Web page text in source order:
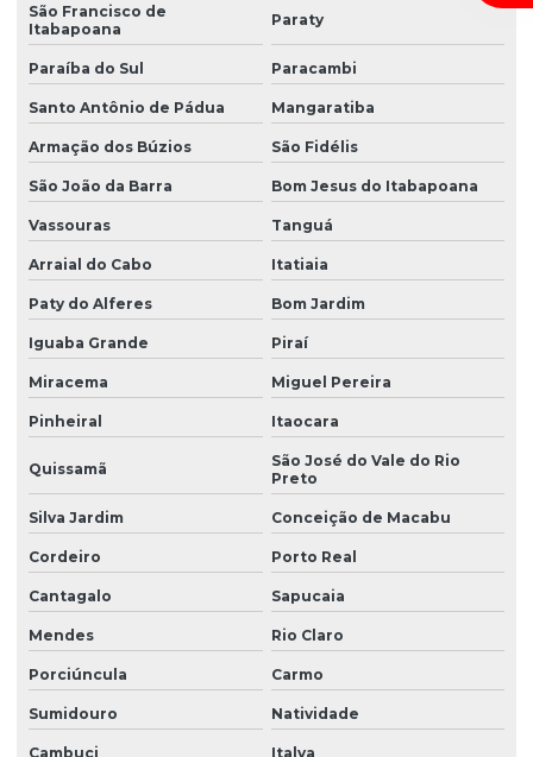
São Francisco de
Itabapoana
Paraty
Paraíba do Sul Paracambi
Santo Antônio de Pádua Mangaratiba
Armação dos Búzios São Fidélis
São João da Barra Bom Jesus do Itabapoana
Vassouras Tanguá
Arraial do Cabo Itatiaia
Paty do Alferes Bom Jardim
Iguaba Grande Piraí
Miracema Miguel Pereira
Pinheiral Itaocara
Quissamã
São José do Vale do Rio
Preto
Silva Jardim Conceição de Macabu
Cordeiro Porto Real
Cantagalo Sapucaia
Mendes Rio Claro
Porciúncula Carmo
Sumidouro Natividade
Cambuci Italva